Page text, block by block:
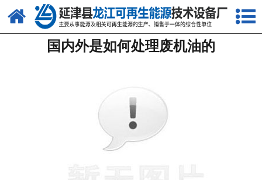
网站首页
关于我们
国内外是如何处理废机油的